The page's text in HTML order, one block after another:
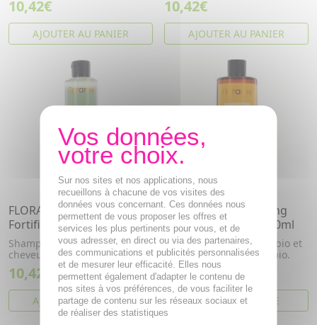
10,42€
AJOUTER AU PANIER
10,42€
AJOUTER AU PANIER
FLORAME Shampooing
Fortifiant 250ml
Shampooing Fortifiant pour
cheveux fins et cassants.
10,42€
AJOUTER AU PANIER
FLORAME Shampooing
familial bio flacon 400ml
Aux huiles essentielles bio et
eau florale de lavande bio.
14,08€
VOIR CET ARTICLE
Sur nos sites et nos applications, nous
recueillons à chacune de vos visites des
données vous concernant. Ces données nous
permettent de vous proposer les offres et
services les plus pertinents pour vous, et de
vous adresser, en direct ou via des partenaires,
des communications et publicités personnalisées
et de mesurer leur efficacité. Elles nous
permettent également d'adapter le contenu de
nos sites à vos préférences, de vous faciliter le
partage de contenu sur les réseaux sociaux et
de réaliser des statistiques